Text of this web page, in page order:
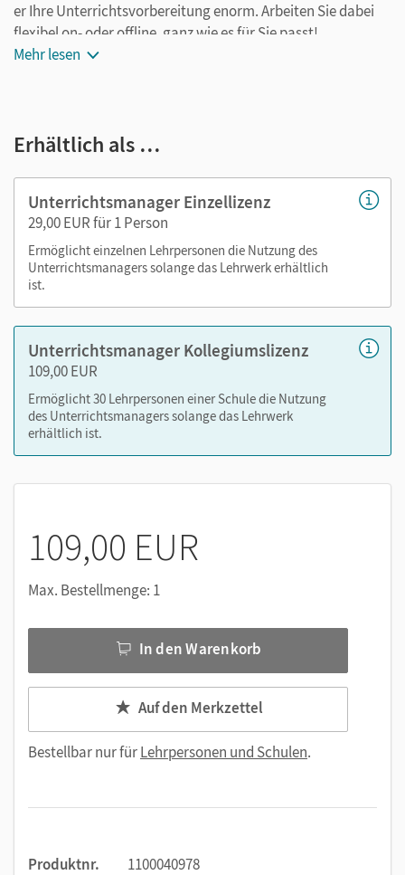
er Ihre Unterrichtsvorbereitung enorm. Arbeiten Sie dabei
flexibel on- oder offline, ganz wie es für Sie passt!
Ihr Unterrichtsmanager enthält:
E-Book des Schulbuchs einfach gewechselt werden)
Aufgaben und vertonte Worterklärungen, interaktive
Aufgaben „Basistraining“)
Erklärfilme zum Erarbeiten und Wiederholen (wichtige
Mathekompetenzen sind kleinschrittig und kompakt
erklärt)
Arbeitsheft und Arbeitsheft mit Lösungen
Arbeitsheft und Arbeitsheft mit Lösungen für Lernende
mit erhöhtem Förderbedarf für den inklusiven
Unterricht
alle Handreichungen (mit Selbsteinschätzungsbögen,
Schreibvorlagen, editierbaren Kopiervorlagen und
didaktischen Hinweisen)
interaktive Tafelbilder
Um den Einsatz im Unterricht zu vereinfachen, erhalten Sie
die Kopiervorlagen aus den Handreichungen jeweils in
Arbeitsblatt und Lösungsblatt geteilt.
Nutzen Sie den Unterrichtsmanager auf lernen.cornelsen.de
Mehr lesen
Erhältlich als …
Unterrichtsmanager Einzellizenz
29,00 EUR für 1 Person
Ermöglicht einzelnen Lehrpersonen die Nutzung des
Unterrichtsmanagers solange das Lehrwerk erhältlich
ist.
Unterrichtsmanager Kollegiumslizenz
109,00 EUR
Ermöglicht 30 Lehrpersonen einer Schule die Nutzung
des Unterrichtsmanagers solange das Lehrwerk
erhältlich ist.
109,00 EUR
Max. Bestellmenge: 1
In den Warenkorb
Auf den Merkzettel
Bestellbar nur fürLehrpersonen und Schulen.
Produktnr.
1100040978